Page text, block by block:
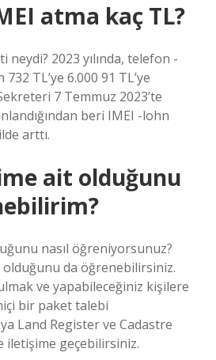
atma kaç TL?
neydi? 2023 yılında, telefon -
TL’ye 6.000 91 TL’ye
7 Temmuz 2023’te
beri IMEI -lohn
arttı.
ait olduğunu
nasıl öğreniyorsunuz?
da öğrenebilirsiniz.
ve yapabileceğiniz kişilere
bir paket talebi
Land Register ve Cadastre
iletişime geçebilirsiniz.